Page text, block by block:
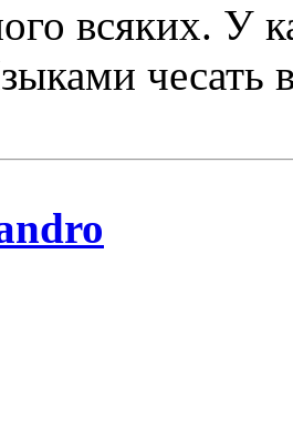
всяких. У
чесать